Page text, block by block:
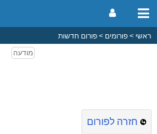
ראשי פורומים פורום חדשות
חזרה לפורום